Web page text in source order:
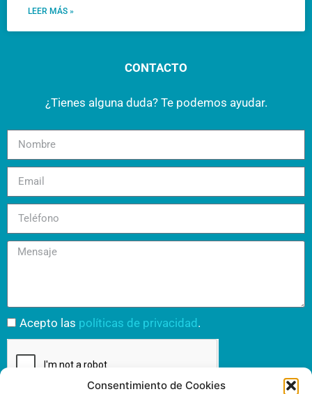
Consentimiento de Cookies
LEER MÁS »
CONTACTO
¿Tienes alguna duda? Te podemos ayudar.
Acepto las políticas de privacidad.